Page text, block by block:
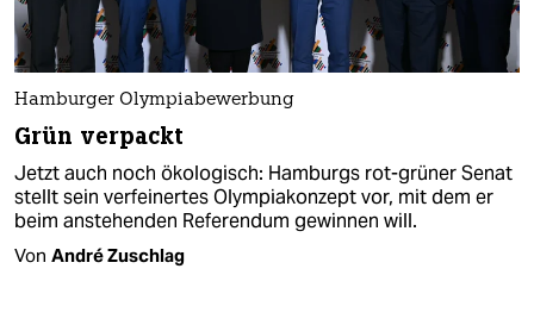
Hamburger Olympiabewerbung
Grün verpackt
Jetzt auch noch ökologisch: Hamburgs rot-grüner Senat
stellt sein verfeinertes Olympiakonzept vor, mit dem er
beim anstehenden Referendum gewinnen will.
Von André Zuschlag